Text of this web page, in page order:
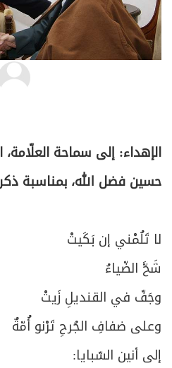
الإهداء: إلى سماحة
حسين فضل الله، بمناسبة
لا تَلُمْني إن بَكَيتْ
شَحَّ الضّياءُ
وجَفّ في القنديلِ زَيتْ
وعلى ضفافِ الجُرحِ تَرْنو أُمّةٌ
إلى أنين السّبايا: